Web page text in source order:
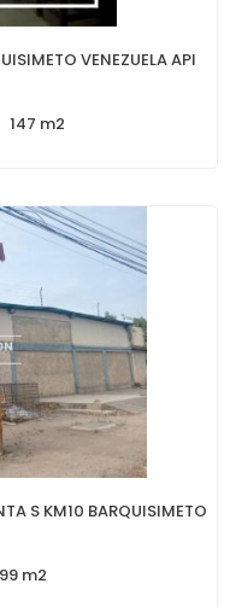
VENEZUELA API
147 m2
S KM10 BARQUISIMETO
m2